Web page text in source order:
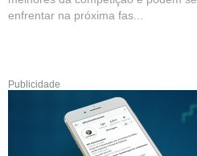
enfrentar na próxima fas...
Publicidade